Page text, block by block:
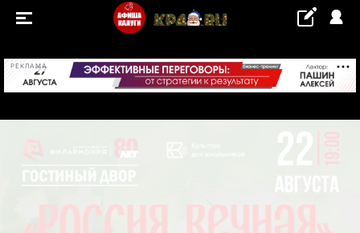
РЕКЛАМА +29...+30 °С
СОБЫТИЯ
Выставки